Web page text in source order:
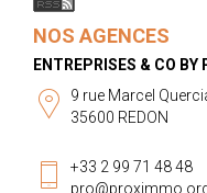
NOS AGENCES
ENTREPRISES & CO BY
9 rue Marcel
35600 REDON
+33 2 99 71 48 48